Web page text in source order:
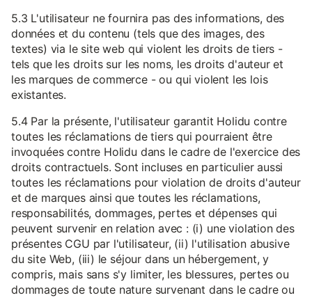
5.3 L'utilisateur ne fournira pas des informations, des
données et du contenu (tels que des images, des
textes) via le site web qui violent les droits de tiers -
tels que les droits sur les noms, les droits d'auteur et
les marques de commerce - ou qui violent les lois
existantes.
5.4 Par la présente, l'utilisateur garantit Holidu contre
toutes les réclamations de tiers qui pourraient être
invoquées contre Holidu dans le cadre de l'exercice des
droits contractuels. Sont incluses en particulier aussi
toutes les réclamations pour violation de droits d'auteur
et de marques ainsi que toutes les réclamations,
responsabilités, dommages, pertes et dépenses qui
peuvent survenir en relation avec : (i) une violation des
présentes CGU par l'utilisateur, (ii) l'utilisation abusive
du site Web, (iii) le séjour dans un hébergement, y
compris, mais sans s'y limiter, les blessures, pertes ou
dommages de toute nature survenant dans le cadre ou